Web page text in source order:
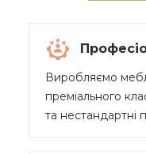
Виробляємо
преміального
та нестандартні